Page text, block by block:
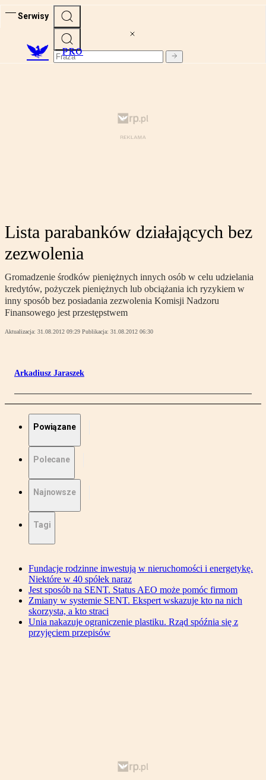
Serwisy
PRO
Lista parabanków działających bez
zezwolenia
Gromadzenie środków pieniężnych innych osób w celu udzielania
kredytów, pożyczek pieniężnych lub obciążania ich ryzykiem w
inny sposób bez posiadania zezwolenia Komisji Nadzoru
Finansowego jest przestępstwem
Aktualizacja: 31.08.2012 09:29 Publikacja: 31.08.2012 06:30
Arkadiusz Jaraszek
Powiązane
Polecane
Najnowsze
Tagi
Fundacje rodzinne inwestują w nieruchomości i energetykę.
Niektóre w 40 spółek naraz
Jest sposób na SENT. Status AEO może pomóc firmom
Zmiany w systemie SENT. Ekspert wskazuje kto na nich
skorzysta, a kto straci
Unia nakazuje ograniczenie plastiku. Rząd spóźnia się z
przyjęciem przepisów